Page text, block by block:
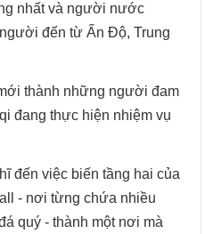
nhất và người nước
đến từ Ấn Độ, Trung
thành những người đam
đang thực hiện nhiệm vụ
đến việc biến tầng hai của
- nơi từng chứa nhiều
quý - thành một nơi mà